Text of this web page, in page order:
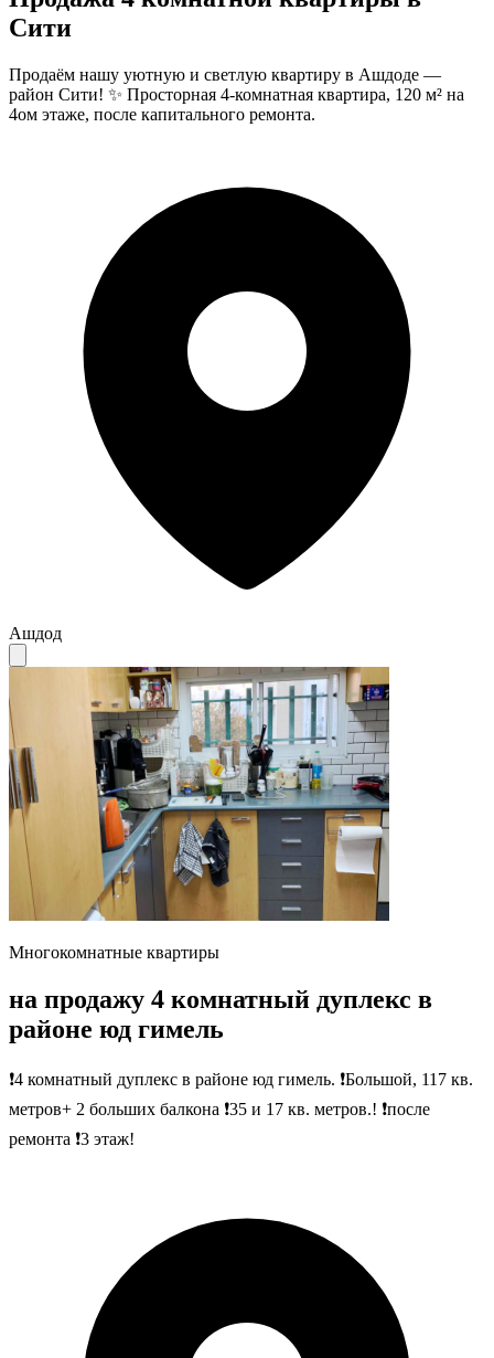
Сити
Продаём нашу уютную и светлую квартиру в Ашдоде —
район Сити! ✨ Просторная 4-комнатная квартира, 120 м² на
4ом этаже, после капитального ремонта.
Ашдод
Многокомнатные квартиры
на продажу 4 комнатный дуплекс в
районе юд гимель
❗4 комнатный дуплекс в районе юд гимель. ❗Большой, 117 кв.
метров+ 2 больших балкона ❗35 и 17 кв. метров.! ❗после
ремонта ❗3 этаж!